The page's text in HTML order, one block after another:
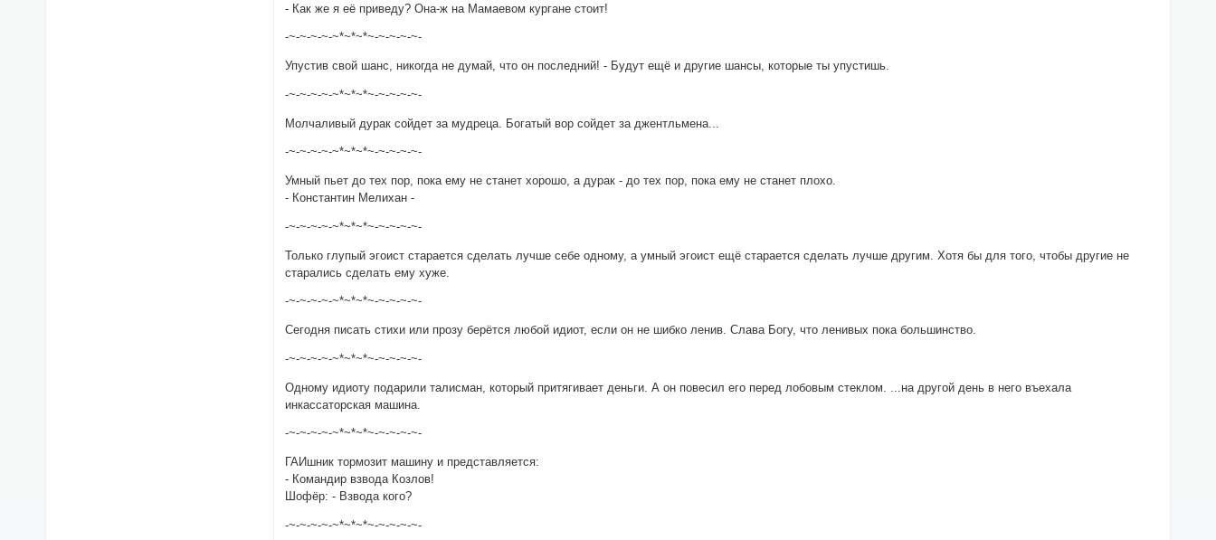
- Как же я её приведу? Она-ж на Мамаевом кургане стоит!
-~-~-~-~-~*~*~*~-~-~-~-~-
Упустив свой шанс, никогда не думай, что он последний! - Будут ещё и другие шансы, которые ты упустишь.
-~-~-~-~-~*~*~*~-~-~-~-~-
Молчаливый дурак сойдет за мудреца. Богатый вор сойдет за джентльмена...
-~-~-~-~-~*~*~*~-~-~-~-~-
Умный пьет до тех пор, пока ему не станет хорошо, а дурак - до тех пор, пока ему не станет плохо.
- Константин Мелихан -
-~-~-~-~-~*~*~*~-~-~-~-~-
Только глупый эгоист старается сделать лучше себе одному, а умный эгоист ещё старается сделать лучше другим. Хотя бы для того, чтобы другие не
старались сделать ему хуже.
-~-~-~-~-~*~*~*~-~-~-~-~-
Сегодня писать стихи или прозу берётся любой идиот, если он не шибко ленив. Слава Богу, что ленивых пока большинство.
-~-~-~-~-~*~*~*~-~-~-~-~-
Одному идиоту подарили талисман, который притягивает деньги. А он повесил его перед лобовым стеклом. ...на другой день в него въехала
инкассаторская машина.
-~-~-~-~-~*~*~*~-~-~-~-~-
ГАИшник тормозит машину и представляется:
- Командир взвода Козлов!
Шофёр: - Взвода кого?
-~-~-~-~-~*~*~*~-~-~-~-~-